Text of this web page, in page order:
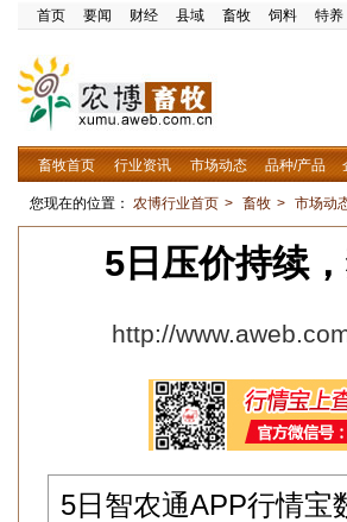
首页 要闻 财经 县域 畜牧 饲料 特养
畜牧首页 行业资讯 市场动态 品种/产品
您现在的位置： 农博行业首页 > 畜牧 > 市场动
5日压价持续
http://
5日智农通APP行情宝